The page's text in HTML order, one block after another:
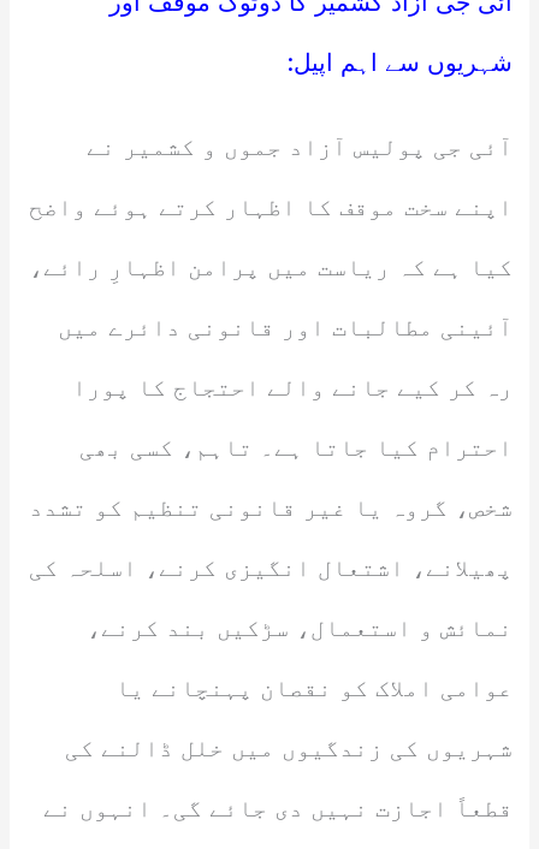
شہریوں سے اہم اپیل:
آئی جی پولیس آزاد جموں و کشمیر نے
اپنے سخت موقف کا اظہار کرتے ہوئے واضح
کیا ہے کہ ریاست میں پرامن اظہارِ رائے،
آئینی مطالبات اور قانونی دائرے میں
رہ کر کیے جانے والے احتجاج کا پورا
احترام کیا جاتا ہے۔ تاہم، کسی بھی
شخص، گروہ یا غیر قانونی تنظیم کو تشدد
پھیلانے، اشتعال انگیزی کرنے، اسلحہ کی
نمائش و استعمال، سڑکیں بند کرنے،
عوامی املاک کو نقصان پہنچانے یا
شہریوں کی زندگیوں میں خلل ڈالنے کی
قطعاً اجازت نہیں دی جائے گی۔ انہوں نے